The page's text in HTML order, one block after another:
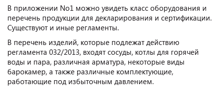
В приложении No1 можно увидеть класс оборудования и
перечень продукции для декларирования и сертификации.
Существуют и иные регламенты.
В перечень изделий, которые подлежат действию
регламента 032/2013, входят сосуды, котлы для горячей
воды и пара, различная арматура, некоторые виды
барокамер, а также различные комплектующие,
работающие под избыточным давлением.